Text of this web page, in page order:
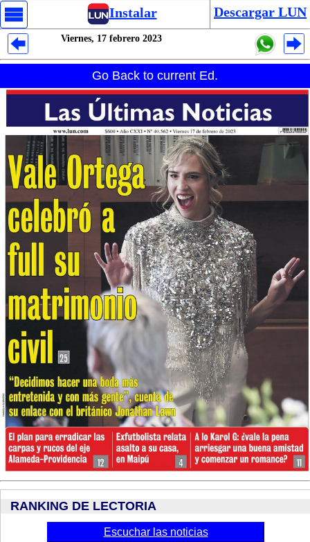
Instalar Descargar LUN
Viernes, 17 febrero 2023
Go Back to current Ed.
RANKING DE LECTORIA
Escuchar las noticias
Despliegues Analytics
Despliegues Totales
Despliegues por Rubros